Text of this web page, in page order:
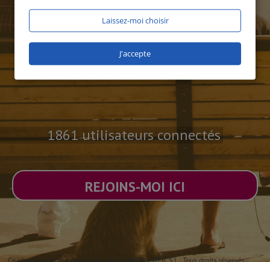
1861 utilisateurs connectés
REJOINS-MOI ICI
Laissez-moi choisir
J'accepte